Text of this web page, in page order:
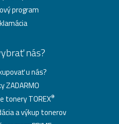
program
nás?
u nás?
ZADARMO
tonery TOREX®
a výkup tonerov